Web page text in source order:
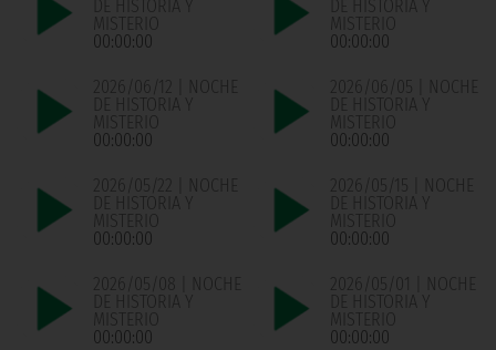
DE HISTORIA Y
MISTERIO
00:00:00
DE HISTORIA Y
MISTERIO
00:00:00
2026/06/12 | NOCHE
DE HISTORIA Y
MISTERIO
00:00:00
2026/06/05 | NOCHE
DE HISTORIA Y
MISTERIO
00:00:00
2026/05/22 | NOCHE
DE HISTORIA Y
MISTERIO
00:00:00
2026/05/15 | NOCHE
DE HISTORIA Y
MISTERIO
00:00:00
2026/05/08 | NOCHE
DE HISTORIA Y
MISTERIO
00:00:00
2026/05/01 | NOCHE
DE HISTORIA Y
MISTERIO
00:00:00